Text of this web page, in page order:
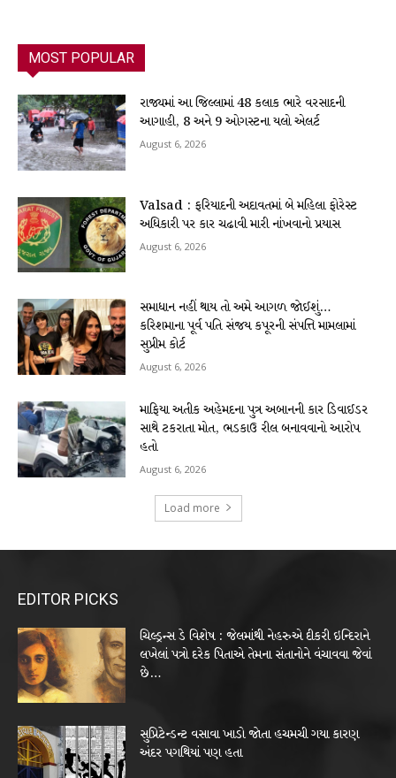
MOST POPULAR
રાજ્યમાં આ જિલ્લામાં 48 કલાક ભારે વરસાદની
આગાહી, 8 અને 9 ઓગસ્ટના યલો એલર્ટ
August 6, 2026
Valsad : ફરિયાદની અદાવતમાં બે મહિલા ફોરેસ્ટ
અધિકારી પર કાર ચઢાવી મારી નાંખવાનો પ્રયાસ
August 6, 2026
સમાધાન નહીં થાય તો અમે આગળ જોઈશું…
કરિશમાના પૂર્વ પતિ સંજય કપૂરની સંપત્તિ મામલામાં
સુપ્રીમ કોર્ટ
August 6, 2026
માફિયા અતીક અહેમદના પુત્ર અબાનની કાર ડિવાઈડર
સાથે ટકરાતા મોત, ભડકાઉ રીલ બનાવવાનો આરોપ
હતો
August 6, 2026
Load more
EDITOR PICKS
ચિલ્ડ્રન્સ ડે વિશેષ : જેલમાંથી નેહરુએ દીકરી ઇન્દિરાને
લખેલાં પત્રો દરેક પિતાએ તેમના સંતાનોને વંચાવવા જેવાં
છે…
સુપ્રિટેન્ડન્ટ વસાવા ખાડો જોતા હચમચી ગયા કારણ
અંદર પગથિયાં પણ હતા